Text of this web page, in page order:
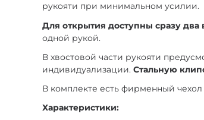
рукояти при минимальном усилии.
Для открытия доступны сразу два
одной рукой.
В хвостовой части рукояти
индивидуализации.Стальную
В комплекте есть фирменный
Характеристики: